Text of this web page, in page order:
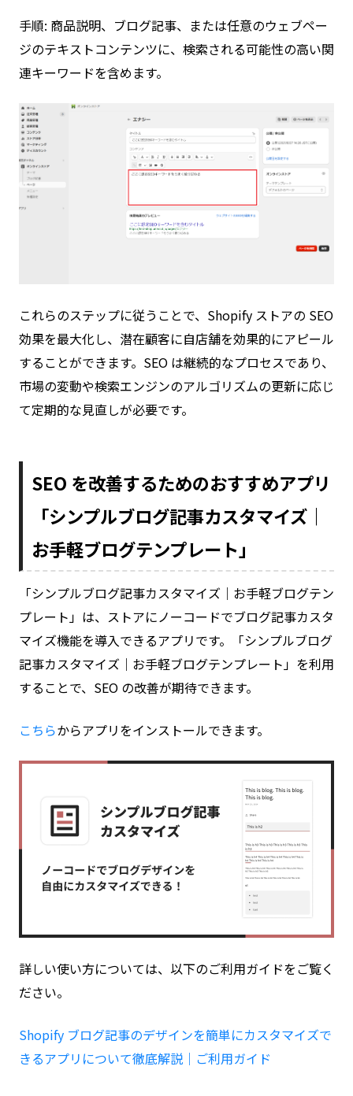
手順: 商品説明、ブログ記事、または任意のウェブペー
ジのテキストコンテンツに、検索される可能性の高い関
連キーワードを含めます。
これらのステップに従うことで、Shopify ストアの SEO
効果を最大化し、潜在顧客に自店舗を効果的にアピール
することができます。SEO は継続的なプロセスであり、
市場の変動や検索エンジンのアルゴリズムの更新に応じ
て定期的な見直しが必要です。
SEO を改善するためのおすすめアプリ
「シンプルブログ記事カスタマイズ｜
お手軽ブログテンプレート」
「シンプルブログ記事カスタマイズ｜お手軽ブログテン
プレート」は、ストアにノーコードでブログ記事カスタ
マイズ機能を導入できるアプリです。「シンプルブログ
記事カスタマイズ｜お手軽ブログテンプレート」を利用
することで、SEO の改善が期待できます。
こちらからアプリをインストールできます。
詳しい使い方については、以下のご利用ガイドをご覧く
ださい。
Shopify ブログ記事のデザインを簡単にカスタマイズで
きるアプリについて徹底解説｜ご利用ガイド